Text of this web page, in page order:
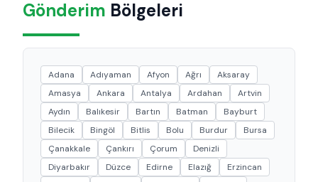
Gönderim Bölgeleri
Adana Adıyaman Afyon Ağrı
Aksaray
Amasya
Ankara Antalya Ardahan
Artvin
Aydın
Balıkesir Bartın Batman
Bayburt
Bilecik
Bingöl Bitlis Bolu Burdur
Bursa
Çanakkale
Çankırı Çorum
Denizli
Diyarbakır
Düzce Edirne Elazığ
Erzincan